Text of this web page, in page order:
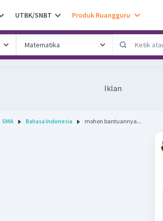
UTBK/SNBT Produk Ruangguru
Iklan
SMA Bahasa Indonesia mohon bantuannya...